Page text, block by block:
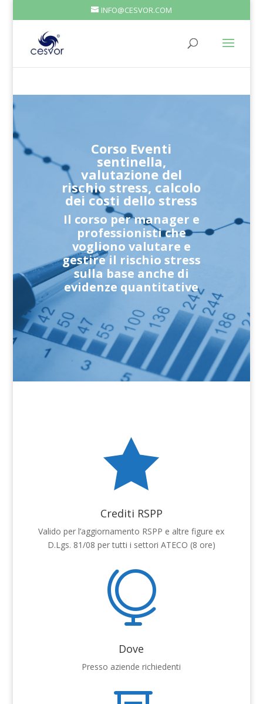
INFO@CESVOR.COM
Corso Eventi
sentinella,
valutazione del
rischio stress, calcolo
dei costi dello stress
Il corso per manager e
professionisti che
vogliono valutare e
gestire il rischio stress
sulla base anche di
evidenze quantitative

Crediti RSPP
Valido per l’aggiornamento RSPP e altre figure ex
D.Lgs. 81/08 per tutti i settori ATECO (8 ore)

Dove
Presso aziende richiedenti